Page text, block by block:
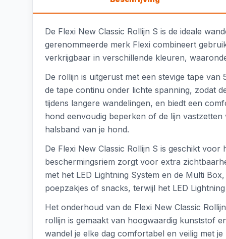
De Flexi New Classic Rollijn S is de ideale
gerenommeerde merk Flexi combineert
verkrijgbaar in verschillende kleuren,
De rollijn is uitgerust met een stevige tape
de tape continu onder lichte spanning, zodat
tijdens langere wandelingen, en biedt een
hond eenvoudig beperken of de lijn
halsband van je hond.
De Flexi New Classic Rollijn S is geschikt
beschermingsriem zorgt voor extra
met het LED Lightning System en de Multi
poepzakjes of snacks, terwijl het LED
Het onderhoud van de Flexi New Classic
rollijn is gemaakt van hoogwaardig kunststof
wandel je elke dag comfortabel en veilig met